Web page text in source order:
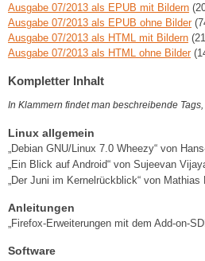
Ausgabe 07/2013 als EPUB mit Bildern
Ausgabe 07/2013 als EPUB ohne Bilder
Ausgabe 07/2013 als HTML mit Bildern
Ausgabe 07/2013 als HTML ohne Bilder
Kompletter Inhalt
In Klammern findet man beschreibende
Linux allgemein
„Debian GNU/Linux 7.0 Wheezy“ von
„Ein Blick auf Android“ von Sujeevan
„Der Juni im Kernelrückblick“ von Mathias
Anleitungen
„Firefox-Erweiterungen mit dem Add-on-
Software